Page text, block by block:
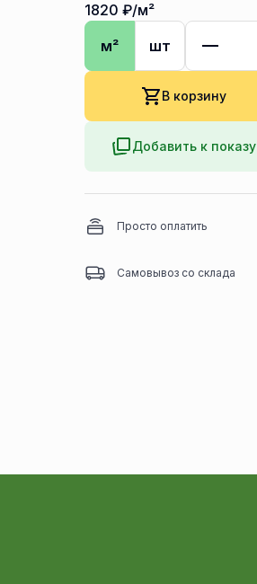
1820 ₽/м²
м²
шт
В корзину
Добавить к показу
Просто оплатить
Самовывоз со склада